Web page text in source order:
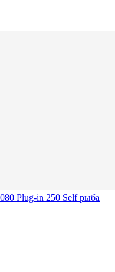
Plug-in 250 Self рыба